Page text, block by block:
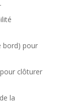
bord) pour
clôturer
la